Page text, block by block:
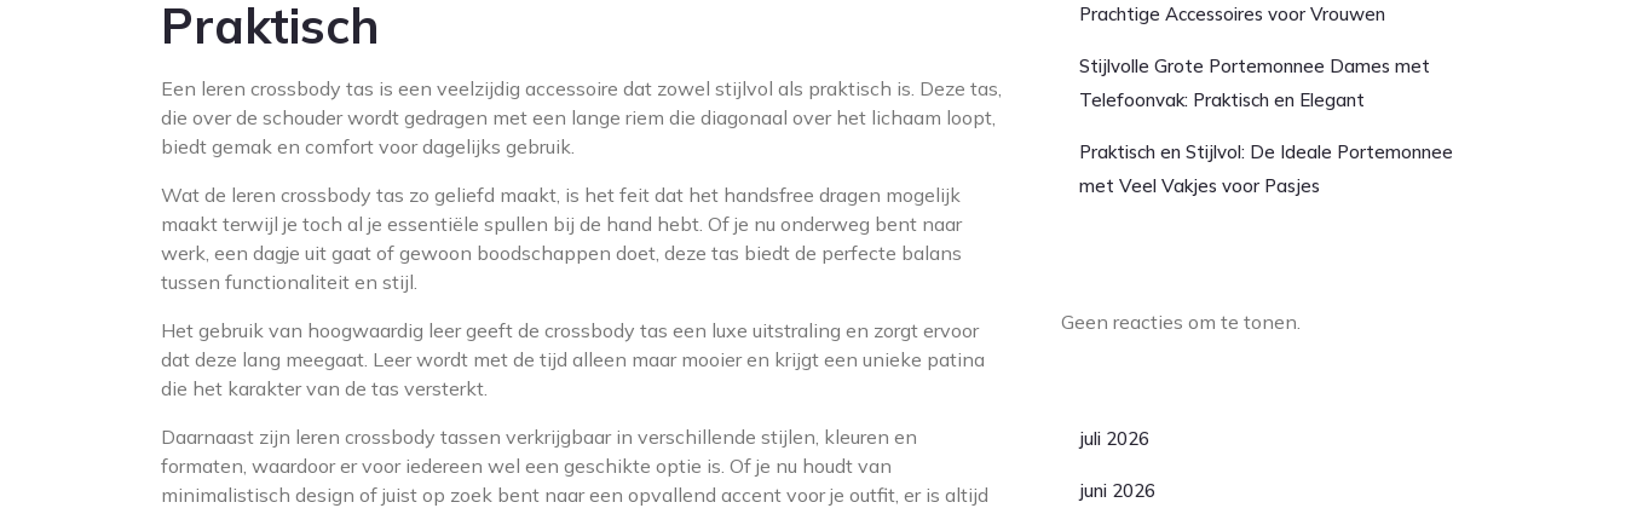
Praktisch
Een leren crossbody tas is een veelzijdig accessoire dat zowel stijlvol als praktisch is. Deze tas,
die over de schouder wordt gedragen met een lange riem die diagonaal over het lichaam loopt,
biedt gemak en comfort voor dagelijks gebruik.
Wat de leren crossbody tas zo geliefd maakt, is het feit dat het handsfree dragen mogelijk
maakt terwijl je toch al je essentiële spullen bij de hand hebt. Of je nu onderweg bent naar
werk, een dagje uit gaat of gewoon boodschappen doet, deze tas biedt de perfecte balans
tussen functionaliteit en stijl.
Het gebruik van hoogwaardig leer geeft de crossbody tas een luxe uitstraling en zorgt ervoor
dat deze lang meegaat. Leer wordt met de tijd alleen maar mooier en krijgt een unieke patina
die het karakter van de tas versterkt.
Daarnaast zijn leren crossbody tassen verkrijgbaar in verschillende stijlen, kleuren en
formaten, waardoor er voor iedereen wel een geschikte optie is. Of je nu houdt van
minimalistisch design of juist op zoek bent naar een opvallend accent voor je outfit, er is altijd
Prachtige Accessoires voor Vrouwen
Stijlvolle Grote Portemonnee Dames met
Telefoonvak: Praktisch en Elegant
Praktisch en Stijlvol: De Ideale Portemonnee
met Veel Vakjes voor Pasjes
Geen reacties om te tonen.
juli 2026
juni 2026